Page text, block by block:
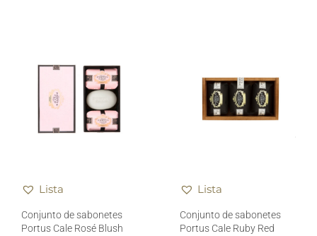
Lista
Conjunto de sabonetes
Portus Cale Rosé Blush
Lista
Conjunto de sabonetes
Portus Cale Ruby Red